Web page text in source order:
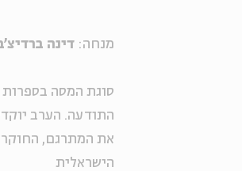
מנחה: דינה
סוגת המסה בספרות
התודעה. הערב
את המתרגם, החוקר
הישראלית